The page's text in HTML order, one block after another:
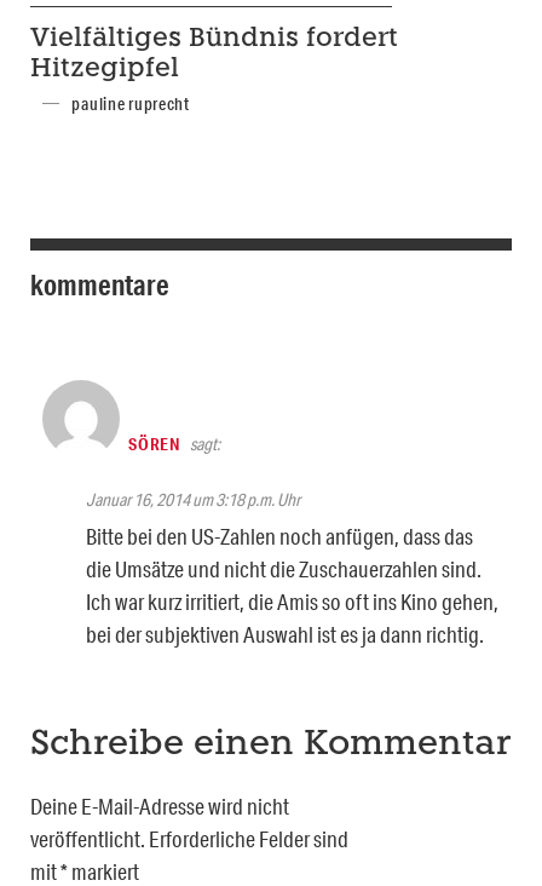
Vielfältiges Bündnis fordert
Hitzegipfel
pauline ruprecht
kommentare
SÖREN sagt:
Januar 16, 2014 um 3:18 p.m. Uhr
Bitte bei den US-Zahlen noch anfügen, dass das
die Umsätze und nicht die Zuschauerzahlen sind.
Ich war kurz irritiert, die Amis so oft ins Kino gehen,
bei der subjektiven Auswahl ist es ja dann richtig.
Schreibe einen Kommentar
Deine E-Mail-Adresse wird nicht
veröffentlicht. Erforderliche Felder sind
mit*markiert